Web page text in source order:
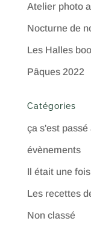
Atelier photo
Nocturne de
Les Halles
Pâques 2022
Catégories
ça s'est passé
évènements
Il était une
Les recettes
Non classé